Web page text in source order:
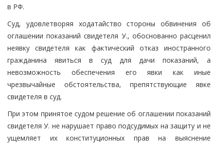
в РФ.
Суд, удовлетворяя ходатайство стороны обвинения об
оглашении показаний свидетеля У., обоснованно расценил
неявку свидетеля как фактический отказ иностранного
гражданина явиться в суд для дачи показаний, а
невозможность обеспечения его явки как иные
чрезвычайные обстоятельства, препятствующие явке
свидетеля в суд.
При этом принятое судом решение об оглашении показаний
свидетеля У. не нарушает право подсудимых на защиту и не
ущемляет их конституционных прав на выяснение